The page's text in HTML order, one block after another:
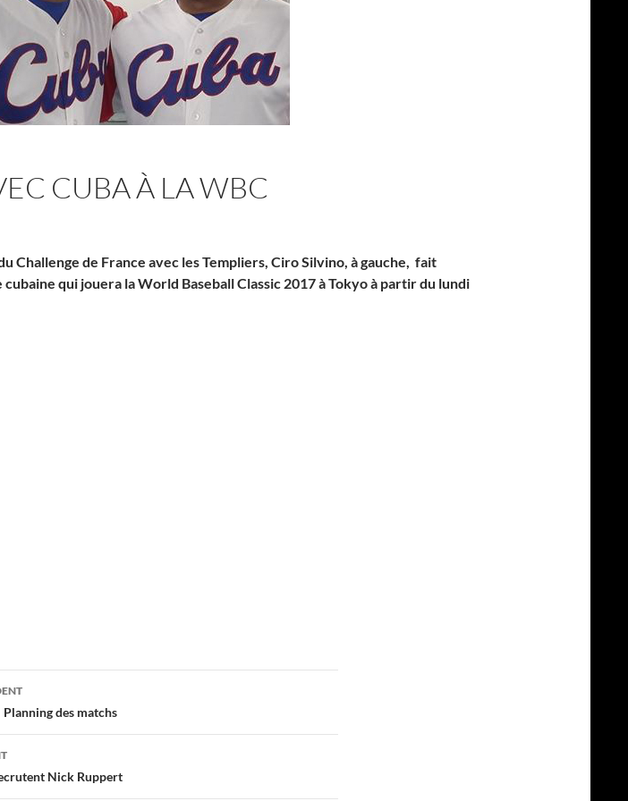
CUBA À LA WBC
Challenge de France avec les Templiers, Ciro Silvino, à gauche, fait
qui jouera la World Baseball Classic 2017 à Tokyo à partir du lundi
Planning des matchs
Nick Ruppert